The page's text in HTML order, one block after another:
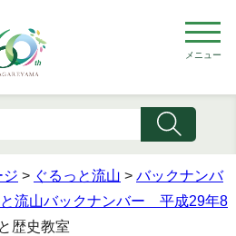
メニュー
ジ > ぐるっと流山 > バックナンバ
と流山バックナンバー 平成29年8
歴史教室